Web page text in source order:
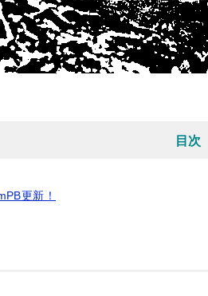
目次
更新！